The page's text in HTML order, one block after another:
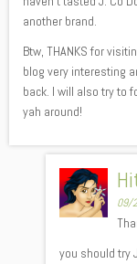
another brand.
Btw, THANKS for
blog very interesting
back. I will also try to
yah around!
09/
you should try